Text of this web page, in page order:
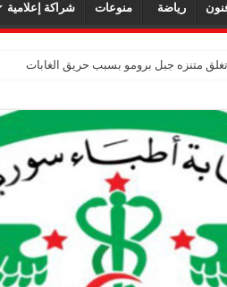
رياضة منوعات شراكة إعلامية
تغلق متنزه جبل برومو بسبب حريق الغابات